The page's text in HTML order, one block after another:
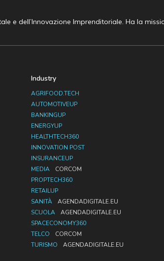
e dell’Innovazione Imprenditoriale. Ha la
Industry
AGRIFOOD.TECH
AUTOMOTIVEUP
BANKINGUP
ENERGYUP
HEALTHTECH360
INNOVATION POST
INSURANCEUP
MEDIA
CORCOM
PROPTECH360
RETAILUP
SANITÀ
AGENDADIGITALE.EU
SCUOLA
AGENDADIGITALE.EU
SPACECONOMY360
TELCO
CORCOM
TURISMO
AGENDADIGITALE.EU